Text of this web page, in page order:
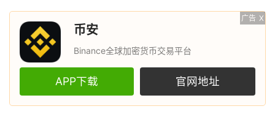
广告 X
币安
Binance全球加密货币交易平台
APP下载 官网地址